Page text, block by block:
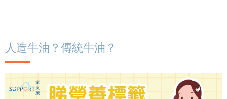
人造牛油？傳統牛油？